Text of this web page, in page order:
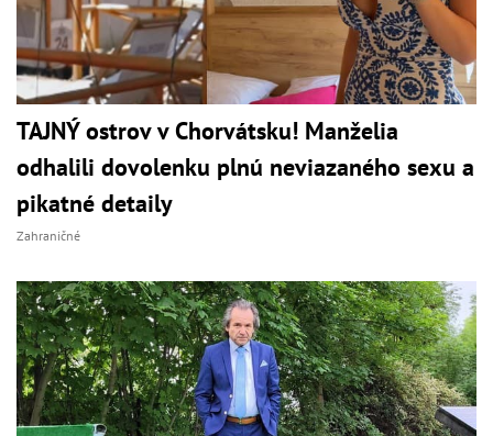
TAJNÝ ostrov v Chorvátsku! Manželia
odhalili dovolenku plnú neviazaného sexu a
pikatné detaily
Zahraničné